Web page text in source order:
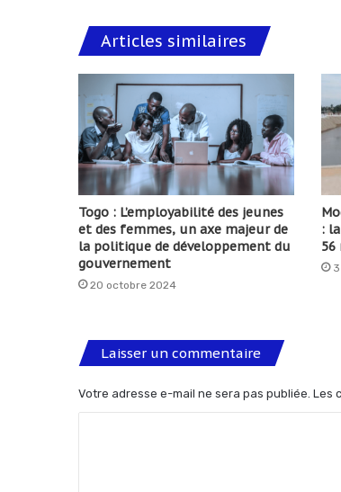
Articles similaires
Togo : L’employabilité des jeunes
et des femmes, un axe majeur de
la politique de développement du
gouvernement
20 octobre 2024
:
56
Laisser un commentaire
Votre adresse e-mail ne sera pas publiée. Les